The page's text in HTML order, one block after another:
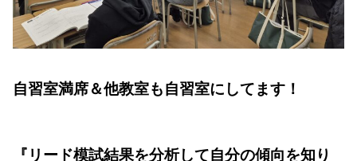
自習室満席＆他教室も自習室にしてます！
『リード模試結果を分析して自分の傾向を知り